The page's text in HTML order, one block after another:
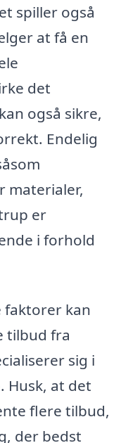
spiller også
at få en
det
også sikre,
Endelig
materialer,
er
i forhold
faktorer kan
tilbud fra
sig i
Husk, at det
flere tilbud,
der bedst